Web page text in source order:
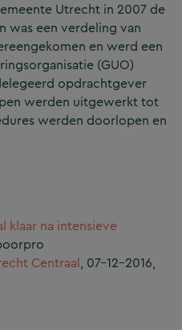
Utrecht in 2007 de
was een verdeling van
en werd een
(GUO)
opdrachtgever
werden uitgewerkt tot
werden doorlopen en
klaar na intensieve
Centraal, 07-12-2016,